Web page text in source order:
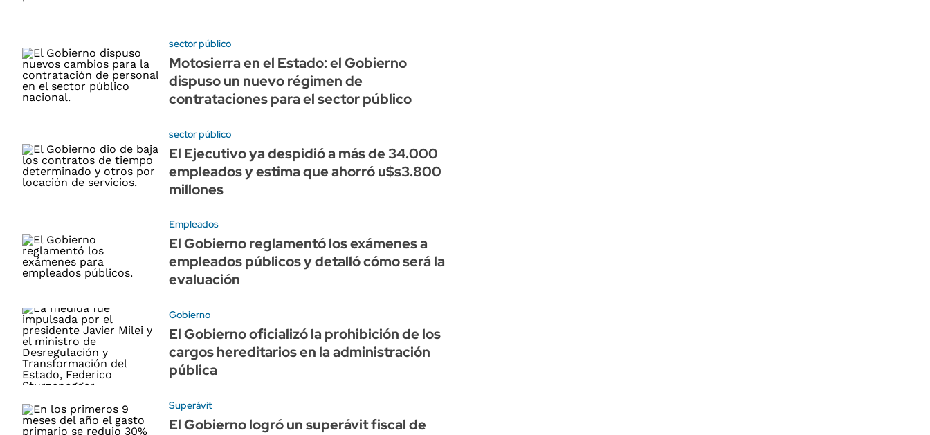
sector público
Motosierra en el Estado: el Gobierno
dispuso un nuevo régimen de
contrataciones para el sector público
sector público
El Ejecutivo ya despidió a más de 34.000
empleados y estima que ahorró u$s3.800
millones
Empleados
El Gobierno reglamentó los exámenes a
empleados públicos y detalló cómo será la
evaluación
Gobierno
El Gobierno oficializó la prohibición de los
cargos hereditarios en la administración
pública
Superávit
El Gobierno logró un superávit fiscal de